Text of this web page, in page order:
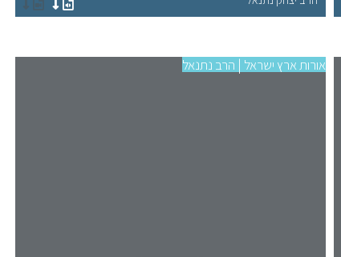
אורות ארץ ישראל | הרב נתנאל